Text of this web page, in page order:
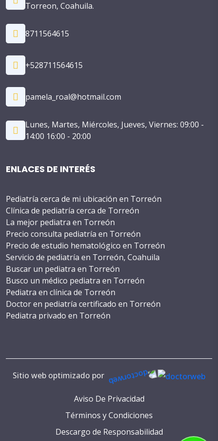
Torreon, Coahuila.
8711564615
+528711564615
pamela_roal@hotmail.com
Lunes, Martes, Miércoles, Jueves, Viernes: 09:00 -
14:00 16:00 - 20:00
ENLACES DE INTERÉS
Pediatría cerca de mi ubicación en Torreón
Clínica de pediatría cerca de Torreón
La mejor pediatra en Torreón
Precio consulta pediatría en Torreón
Precio de estudio hematológico en Torreón
Servicio de pediatría en Torreón, Coahuila
Buscar un pediatra en Torreón
Busco un médico pediatra en Torreón
Pediatra en clínica de Torreón
Doctor en pediatría certificado en Torreón
Pediatra privado en Torreón
Consulta con pediatra en Torreón
Cita con pediatra en Torreón
Numeros de pediatras en Torreón
Pediatria reconocida en Torreón
Pediatria especializada en Torreón
Pediatria para recién nacidos en Torreón
Sitio web optimizado por
Aviso De Privacidad
Términos y Condiciones
Descargo de Responsabilidad